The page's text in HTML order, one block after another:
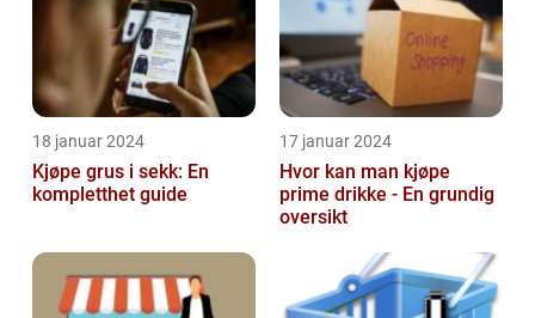
18 januar 2024
Kjøpe grus i sekk: En
kompletthet guide
17 januar 2024
Hvor kan man kjøpe
prime drikke - En grundig
oversikt